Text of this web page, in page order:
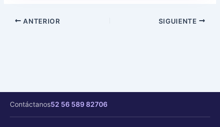
ANTERIOR SIGUIENTE
Contáctanos52 56 589 82706